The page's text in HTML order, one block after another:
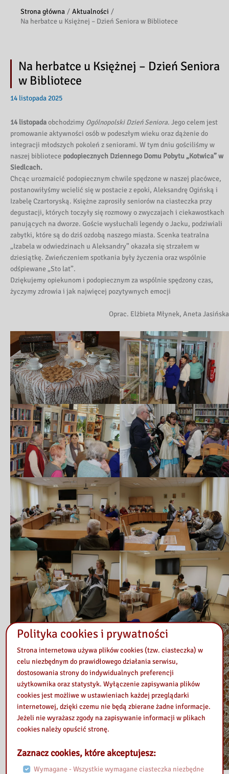
Strona główna
Aktualności
Na herbatce u Księżnej – Dzień Seniora w Bibliotece
Na herbatce u Księżnej – Dzień Seniora
w Bibliotece
14 listopada 2025
14 listopadaobchodzimy Ogólnopolski Dzień Seniora. Jego celem jest
promowanie aktywności osób w podeszłym wieku oraz dążenie do
integracji młodszych pokoleń z seniorami. W tym dniu gościliśmy w
naszej bibliotece podopiecznych Dziennego Domu Pobytu „Kotwica” w
Siedlcach.
Chcąc urozmaicić podopiecznym chwile spędzone w naszej placówce,
postanowiłyśmy wcielić się w postacie z epoki, Aleksandrę Ogińską i
Izabelę Czartoryską. Księżne zaprosiły seniorów na ciasteczka przy
degustacji, których toczyły się rozmowy o zwyczajach i ciekawostkach
panujących na dworze. Goście wysłuchali legendy o Jacku, podziwiali
zabytki, które są do dziś ozdobą naszego miasta. Scenka teatralna
„Izabela w odwiedzinach u Aleksandry” okazała się strzałem w
dziesiątkę. Zwieńczeniem spotkania były życzenia oraz wspólnie
odśpiewane „Sto lat”.
Dziękujemy opiekunom i podopiecznym za wspólnie spędzony czas,
życzymy zdrowia i jak najwięcej pozytywnych emocji
Oprac. Elżbieta Młynek, Aneta Jasińska
Polityka cookies i prywatności
Strona internetowa używa plików cookies (tzw. ciasteczka) w
celu niezbędnym do prawidłowego działania serwisu,
dostosowania strony do indywidualnych preferencji
użytkownika oraz statystyk. Wyłączenie zapisywania plików
cookies jest możliwe w ustawieniach każdej przeglądarki
internetowej, dzięki czemu nie będą zbierane żadne informacje.
Jeżeli nie wyrażasz zgody na zapisywanie informacji w plikach
cookies należy opuścić stronę.
Zaznacz cookies, które akceptujesz:
Wymagane - Wszystkie wymagane ciasteczka niezbędne